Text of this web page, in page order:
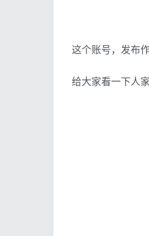
这个账号，发布
给大家看一下人